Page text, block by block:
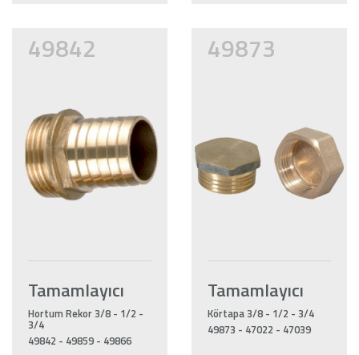
49842
Tamamlayıcı
Hortum Rekor 3/8 - 1/2 -
3/4
49842 - 49859 - 49866
49873
Tamamlayıcı
Körtapa 3/8 - 1/2 - 3/4
49873 - 47022 - 47039